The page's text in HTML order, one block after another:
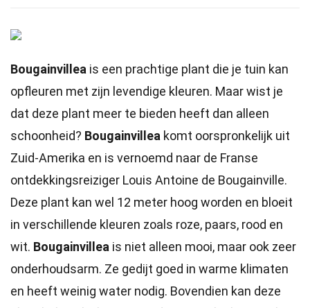
Bougainvillea is een prachtige plant die je tuin kan
opfleuren met zijn levendige kleuren. Maar wist je
dat deze plant meer te bieden heeft dan alleen
schoonheid? Bougainvillea komt oorspronkelijk uit
Zuid-Amerika en is vernoemd naar de Franse
ontdekkingsreiziger Louis Antoine de Bougainville.
Deze plant kan wel 12 meter hoog worden en bloeit
in verschillende kleuren zoals roze, paars, rood en
wit. Bougainvillea is niet alleen mooi, maar ook zeer
onderhoudsarm. Ze gedijt goed in warme klimaten
en heeft weinig water nodig. Bovendien kan deze